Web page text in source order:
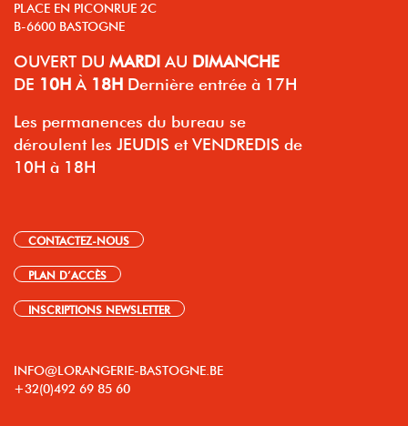
PLACE EN PICONRUE 2C
B-6600 BASTOGNE
OUVERT DU MARDI AU DIMANCHE
DE 10H À 18H Dernière entrée à 17H
Les permanences du bureau se
déroulent les JEUDIS et VENDREDIS de
10H à 18H
CONTACTEZ-NOUS
PLAN D’ACCÈS
INSCRIPTIONS NEWSLETTER
INFO@LORANGERIE-BASTOGNE.BE
+32(0)492 69 85 60